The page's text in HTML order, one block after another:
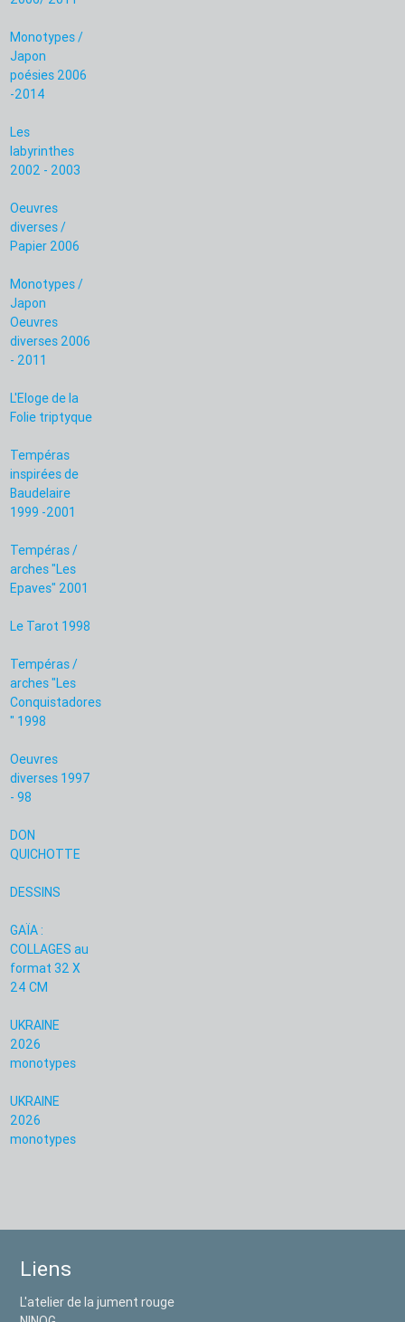
Monotypes /
Japon
poésies 2006
-2014
Les
labyrinthes
2002 - 2003
Oeuvres
diverses /
Papier 2006
Monotypes /
Japon
Oeuvres
diverses 2006
- 2011
L'Eloge de la
Folie triptyque
Tempéras
inspirées de
Baudelaire
1999 -2001
Tempéras /
arches "Les
Epaves" 2001
Le Tarot 1998
Tempéras /
arches "Les
Conquistadores
" 1998
Oeuvres
diverses 1997
- 98
DON
QUICHOTTE
DESSINS
GAÏA :
COLLAGES au
format 32 X
24 CM
UKRAINE
2026
monotypes
UKRAINE
2026
monotypes
Liens
L'atelier de la jument rouge